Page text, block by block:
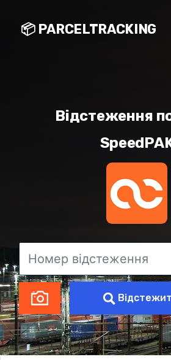
📦 PARCELTRACKING
Відстеження